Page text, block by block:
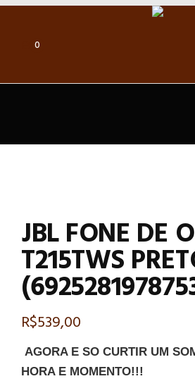
0
JBL FONE DE
T215TWS
R$539,00
AGORA E SO CURTIR UM
HORA E MOMENTO!!!